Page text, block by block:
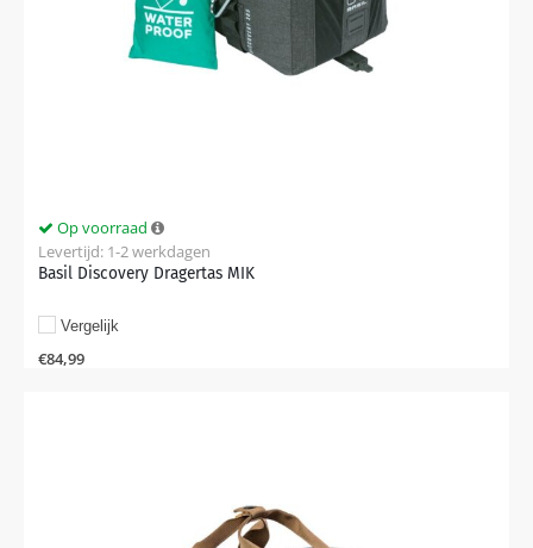
Basil Discovery Dragertas MIK
Op voorraad
Levertijd: 1-2 werkdagen
€84,99
Vergelijk